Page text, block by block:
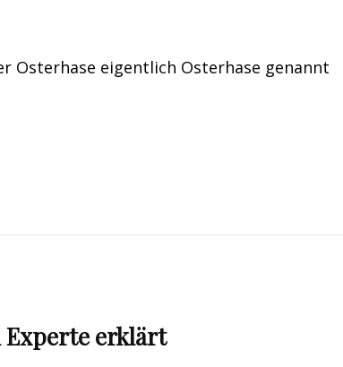
Osterhase eigentlich Osterhase genannt
Experte erklärt